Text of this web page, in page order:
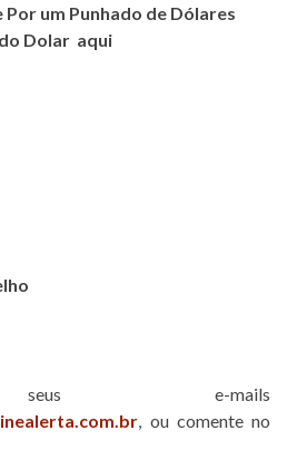
Por um Punhado de Dólares
Dolar aqui
e-mails
, ou comente no